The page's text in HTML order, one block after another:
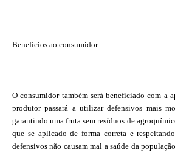
Benefícios ao consumidor
O consumidor também será beneficiado com a
produtor passará a utilizar defensivos mais
garantindo uma fruta sem resíduos de
que se aplicado de forma correta e
defensivos não causam mal a saúde da